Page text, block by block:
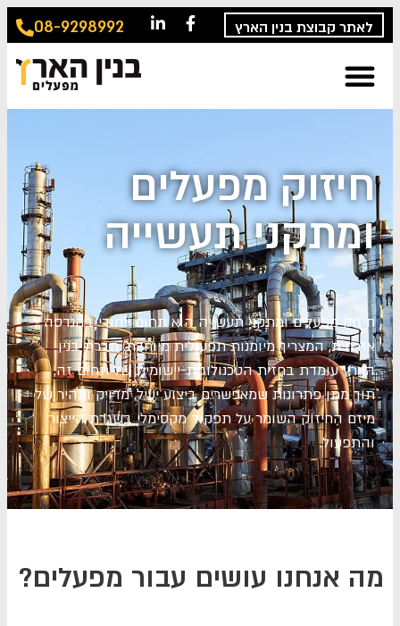
לאתר קבוצת בנין הארץ 08-9298992
חיזוק מפעלים
ומתקני תעשייה
חיזוק מפעלים ומתקני תעשייה הוא תחום ייחודי בהנדסה
אזרחית, המצריך מיומנות תפעולית מיוחדת. חברת בנין
הארץ עומדת בחזית הטכנולוגית-יישומית של תחום זה,
תוךמתן פתרונותשמאפשרים ביצוע יעיל, מדויק ומהיר של
מיזם החיזוקהשומר עלתפקוד מקסימלי בשגרת הייצור
והתפעול.
מה אנחנו עושים עבור מפעלים?